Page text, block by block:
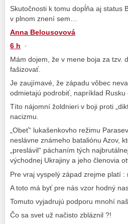
Skutočnosti k tomu dopĺňa aj status
v plnom znení sem…
Anna Belousovová
6 h ·
Mám dojem, že v mene boja za tzv.
fašizovať.
Je zaujímavé, že západu vôbec
odmietajú podrobiť, napríklad Rusku
Títo nájomní žoldnieri v boji proti
nacizmu.
„Obeť“ lukašenkovho režimu
neslávne známeho bataliónu Azov,
„preslávil“ páchaním tých
východnej Ukrajiny a jeho členovia
Pre vraj vyspelý západ zrejme platí :
A toto má byť pre nás vzor hodný
Tomuto vyjadrujú podporu mnohí
Čo sa svet už načisto zbláznil ?!